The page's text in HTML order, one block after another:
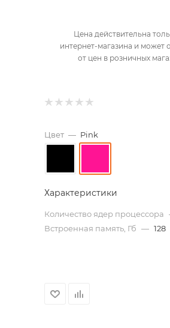
Цена действительна
интернет-магазина и может
от цен в розничных
Цвет — Pink
Характеристики
Количество ядер процессора
Встроенная память, Гб — 128